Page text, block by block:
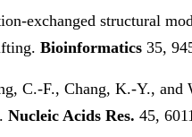
exchanged structural
Bioinformatics 35,
C.-F., Chang, K.-Y., and
Nucleic Acids Res. 45,